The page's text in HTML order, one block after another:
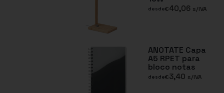
desde€40,06 s/IVA
ANOTATE Capa
A5 RPET para
bloco notas
desde€3,40 s/IVA